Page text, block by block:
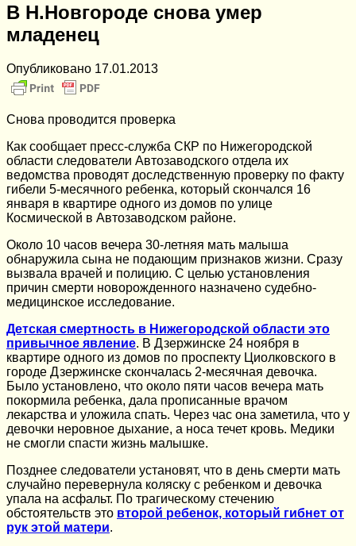
В Н.Новгороде снова умер
младенец
Опубликовано 17.01.2013
Снова проводится проверка
Как сообщает пресс-служба СКР по Нижегородской
области следователи Автозаводского отдела их
ведомства проводят доследственную проверку по факту
гибели 5-месячного ребенка, который скончался 16
января в квартире одного из домов по улице
Космической в Автозаводском районе.
Около 10 часов вечера 30-летняя мать малыша
обнаружила сына не подающим признаков жизни. Сразу
вызвала врачей и полицию. С целью установления
причин смерти новорожденного назначено судебно-
медицинское исследование.
Детская смертность в Нижегородской области это
привычное явление. В Дзержинске 24 ноября в
квартире одного из домов по проспекту Циолковского в
городе Дзержинске скончалась 2-месячная девочка.
Было установлено, что около пяти часов вечера мать
покормила ребенка, дала прописанные врачом
лекарства и уложила спать. Через час она заметила, что у
девочки неровное дыхание, а носа течет кровь. Медики
не смогли спасти жизнь малышке.
Позднее следователи установят, что в день смерти мать
случайно перевернула коляску с ребенком и девочка
упала на асфальт. По трагическому стечению
обстоятельств это второй ребенок, который гибнет от
рук этой матери.